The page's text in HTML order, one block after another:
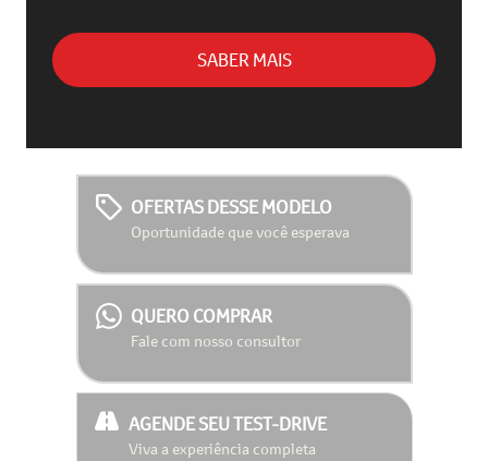
SABER MAIS
OFERTAS DESSE MODELO
Oportunidade que você esperava
QUERO COMPRAR
Fale com nosso consultor
AGENDE SEU TEST-DRIVE
Viva a experiência completa